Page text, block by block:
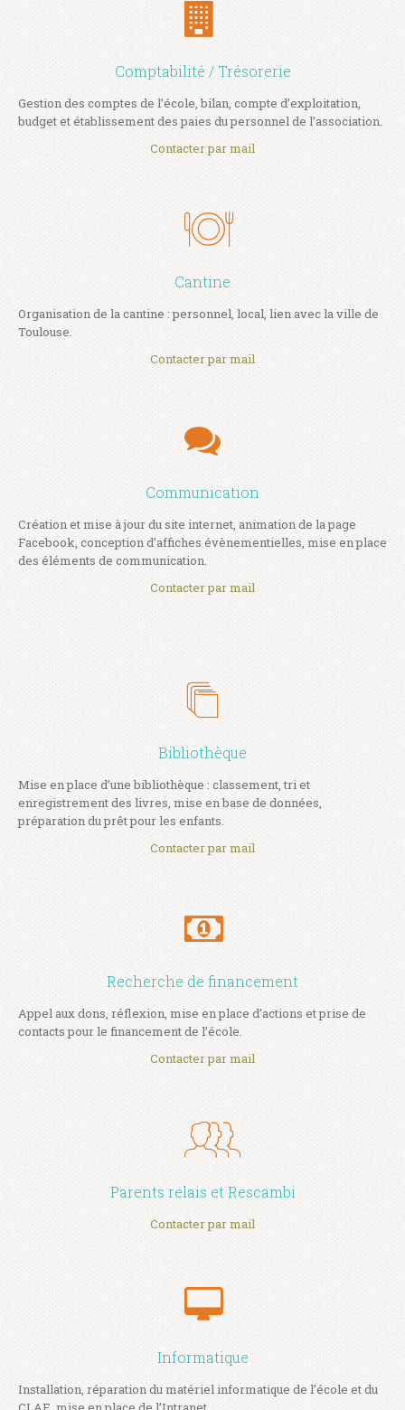
Comptabilité / Trésorerie
Gestion des comptes de l’école, bilan, compte d’exploitation,
budget et établissement des paies du personnel de l’association.
Contacter par mail
Cantine
Organisation de la cantine : personnel, local, lien avec la ville de
Toulouse.
Contacter par mail
Communication
Création et mise à jour du site internet, animation de la page
Facebook, conception d’affiches évènementielles, mise en place
des éléments de communication.
Contacter par mail
Bibliothèque
Mise en place d’une bibliothèque : classement, tri et
enregistrement des livres, mise en base de données,
préparation du prêt pour les enfants.
Contacter par mail
Recherche de financement
Appel aux dons, réflexion, mise en place d’actions et prise de
contacts pour le financement de l’école.
Contacter par mail
Parents relais et Rescambi
Contacter par mail
Informatique
Installation, réparation du matériel informatique de l’école et du